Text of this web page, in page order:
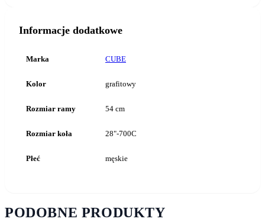
Informacje dodatkowe
Marka CUBE
Kolor grafitowy
Rozmiar ramy 54 cm
Rozmiar koła 28"-700C
Płeć męskie
PODOBNE PRODUKTY